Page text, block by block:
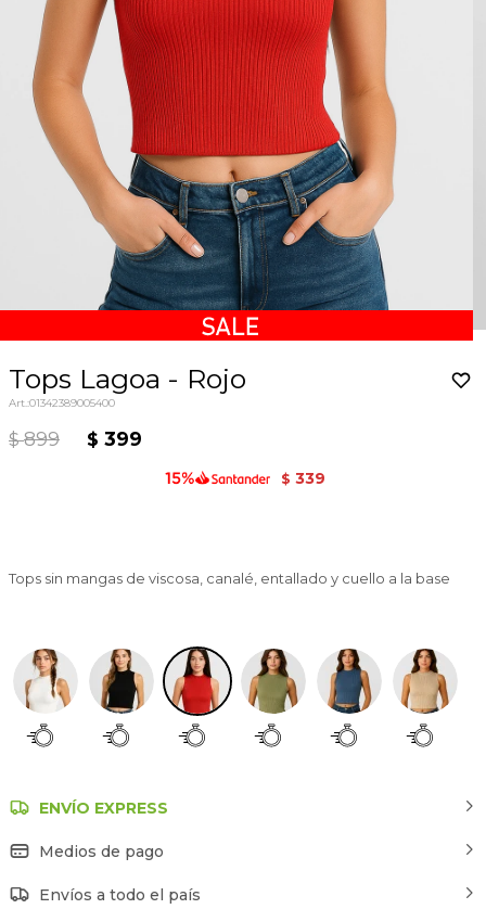
Tops Lagoa - Rojo
01342389005400
$ 899 $ 399
$ 339
Tops sin mangas de viscosa, canalé, entallado y cuello a la base
ENVÍO EXPRESS
Medios de pago
Envíos a todo el país